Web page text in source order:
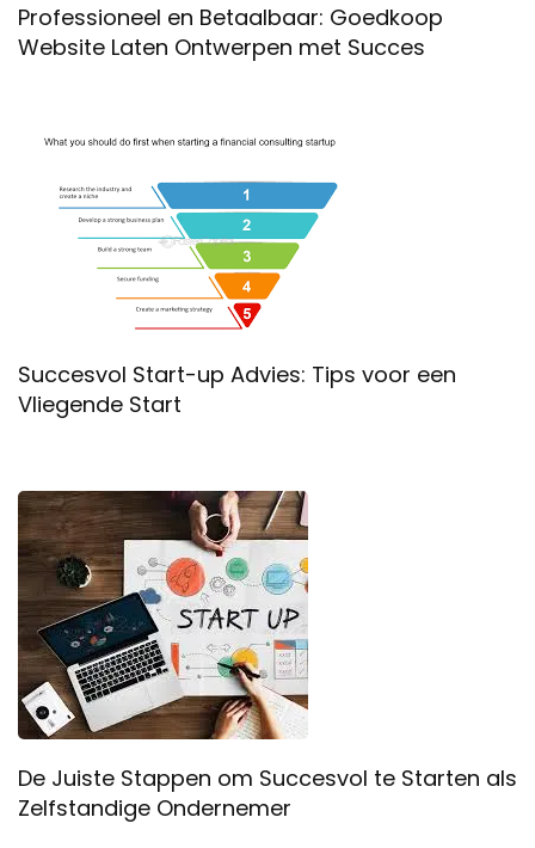
Professioneel en Betaalbaar: Goedkoop
Website Laten Ontwerpen met Succes
Succesvol Start-up Advies: Tips voor een
Vliegende Start
De Juiste Stappen om Succesvol te Starten als
Zelfstandige Ondernemer